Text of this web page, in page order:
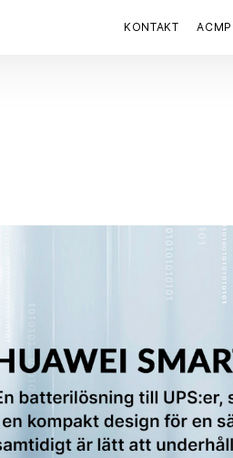
KONTAKT ACMP